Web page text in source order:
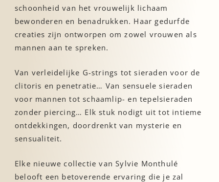
schoonheid van het vrouwelijk lichaam
bewonderen en benadrukken. Haar gedurfde
creaties zijn ontworpen om zowel vrouwen als
mannen aan te spreken.
Van verleidelijke G-strings tot sieraden voor de
clitoris en penetratie… Van sensuele sieraden
voor mannen tot schaamlip- en tepelsieraden
zonder piercing… Elk stuk nodigt uit tot intieme
ontdekkingen, doordrenkt van mysterie en
sensualiteit.
Elke nieuwe collectie van Sylvie Monthulé
belooft een betoverende ervaring die je zal